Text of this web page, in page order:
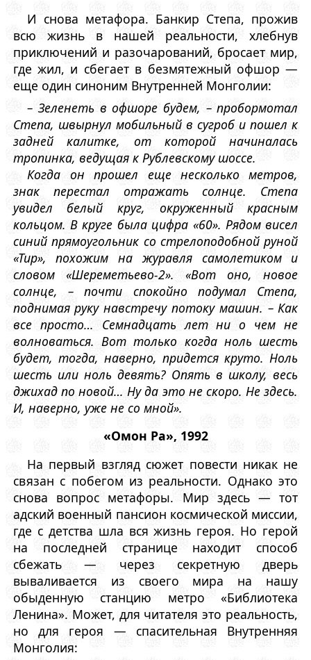
И снова метафора. Банкир Степа, прожив
всю жизнь в нашей реальности, хлебнув
приключений и разочарований, бросает мир,
где жил, и сбегает в безмятежный офшор —
еще один синоним Внутренней Монголии:
– Зеленеть в офшоре будем, – пробормотал
Степа, швырнул мобильный в сугроб и пошел к
задней калитке, от которой начиналась
тропинка, ведущая к Рублевскому шоссе.
Когда он прошел еще несколько метров,
знак перестал отражать солнце. Степа
увидел белый круг, окруженный красным
кольцом. В круге была цифра «60». Рядом висел
синий прямоугольник со стрелоподобной руной
«Тир», похожим на журавля самолетиком и
словом «Шереметьево-2». «Вот оно, новое
солнце, – почти спокойно подумал Степа,
поднимая руку навстречу потоку машин. – Как
все просто… Семнадцать лет ни о чем не
волноваться. Вот только когда ноль шесть
будет, тогда, наверно, придется круто. Ноль
шесть или ноль девять? Опять в школу, весь
джихад по новой… Ну да это не скоро. Не здесь.
И, наверно, уже не со мной».
«Омон Ра», 1992
На первый взгляд сюжет повести никак не
связан с побегом из реальности. Однако это
снова вопрос метафоры. Мир здесь — тот
адский военный пансион космической миссии,
где с детства шла вся жизнь героя. Но герой
на последней странице находит способ
сбежать — через секретную дверь
вываливается из своего мира на нашу
обыденную станцию метро «Библиотека
Ленина». Может, для читателя это реальность,
но для героя — спасительная Внутренняя
Монголия: